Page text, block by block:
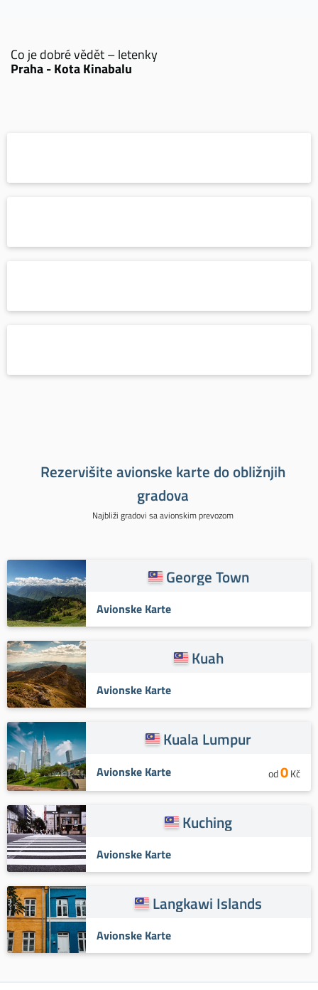
Co je dobré vědět – letenky
Praha - Kota Kinabalu
Rezervišite avionske karte do obližnjih
gradova
Najbliži gradovi sa avionskim prevozom
George Town
Avionske Karte
Kuah
Avionske Karte
Kuala Lumpur
Avionske Karte od0Kč
Kuching
Avionske Karte
Langkawi Islands
Avionske Karte